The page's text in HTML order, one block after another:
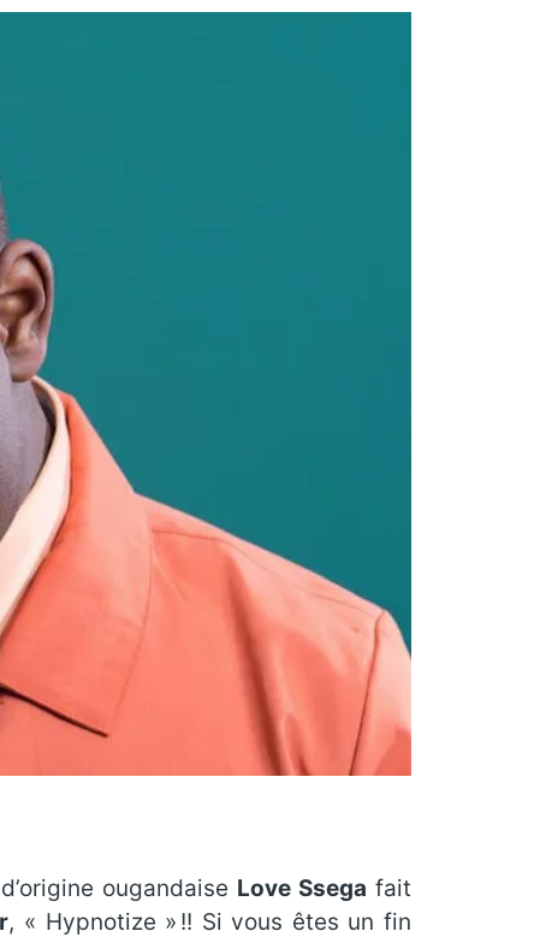
ougandaise Love Ssega fait
, « Hypnotize » !! Si vous êtes un fin